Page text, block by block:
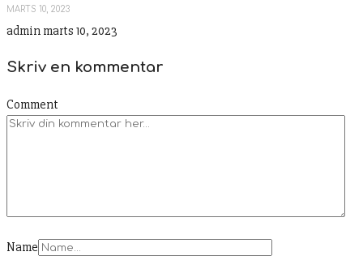
MARTS 10, 2023
admin marts 10, 2023
Skriv en kommentar
Comment
Name